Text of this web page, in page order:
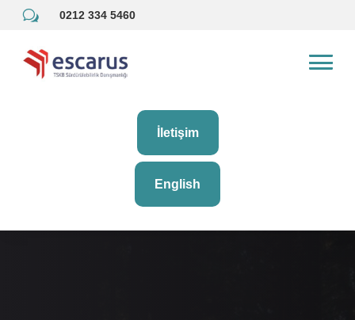
w 0212 334 5460
İletişim
English